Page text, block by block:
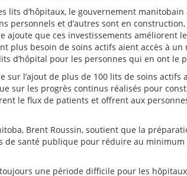
lits d’hôpitaux, le gouvernement
personnels et d’autres sont en
ajoute que ces investissements améliorent
plus besoin de soins actifs aient accès à
d’hôpital pour les personnes qui en ont le
sur l’ajout de plus de 100 lits de soins actifs
sur les progrès continus réalisés pour
le flux de patients et offrent aux
Brent Roussin, soutient que la
de santé publique pour réduire au minimum
une période difficile pour les